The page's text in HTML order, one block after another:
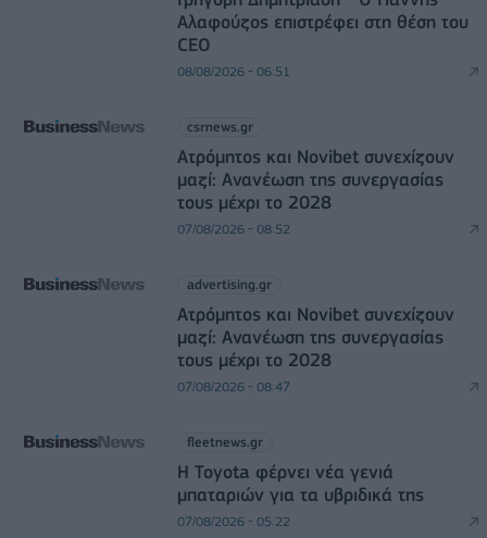
Αλαφούζος επιστρέφει στη θέση του
CEO
08/08/2026 - 06:51
csrnews.gr
Ατρόμητος και Novibet συνεχίζουν
μαζί: Ανανέωση της συνεργασίας
τους μέχρι το 2028
07/08/2026 - 08:52
advertising.gr
Ατρόμητος και Novibet συνεχίζουν
μαζί: Ανανέωση της συνεργασίας
τους μέχρι το 2028
07/08/2026 - 08:47
fleetnews.gr
Η Toyota φέρνει νέα γενιά
μπαταριών για τα υβριδικά της
07/08/2026 - 05:22